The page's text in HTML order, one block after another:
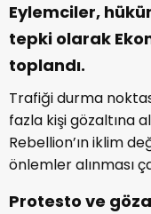
Eylemciler,
tepki olarak
toplandı.
Trafiği durma
fazla kişi gözaltına
Rebellion’ın iklim
önlemler alınması
Protesto ve